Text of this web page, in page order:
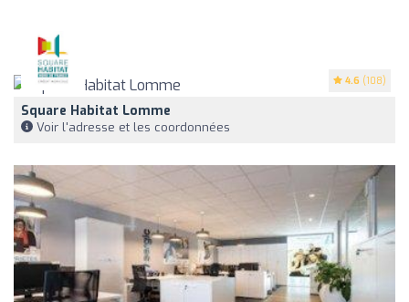
4.6 (108)
Square Habitat Lomme
Voir l'adresse et les coordonnées